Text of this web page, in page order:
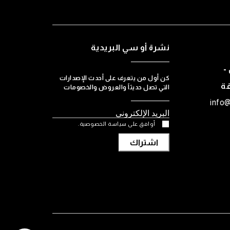
-
نشرة أو سي البريدية
كن أول من يتعرف على أحدث الإصدارات
التي تصل حديثاً والعروض والخصومات
أوافق على سياسة الخصوصية.
اشتراك